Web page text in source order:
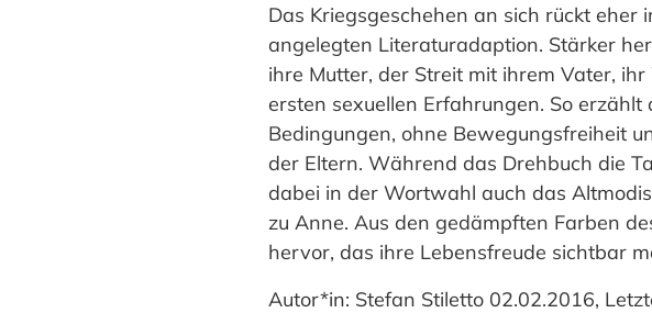
Das Kriegsgeschehen an sich rückt
angelegten Literaturadaption. Stärker
ihre Mutter, der Streit mit ihrem Vater,
ersten sexuellen Erfahrungen. So
Bedingungen, ohne Bewegungsfreiheit
der Eltern. Während das Drehbuch die
dabei in der Wortwahl auch das
zu Anne. Aus den gedämpften Farben
hervor, das ihre Lebensfreude sichtbar
Autor*in: Stefan Stiletto 02.02.2016,